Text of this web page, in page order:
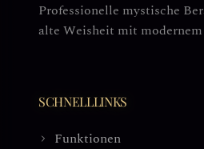
Professionelle mystische
alte Weisheit mit
SCHNELLLINKS
Funktionen